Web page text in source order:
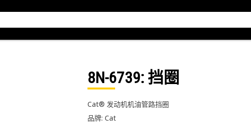
8N-6739: 挡圈
Cat® 发动机机油管路挡圈
品牌: Cat